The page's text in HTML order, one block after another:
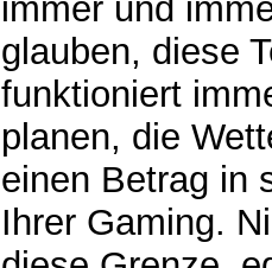
immer und
glauben, diese
funktioniert
planen, die
einen Betrag in
Ihrer Gaming.